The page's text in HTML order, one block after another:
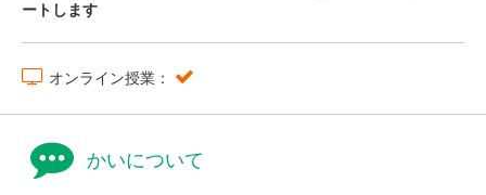
ートします
オンライン授業：
かいについて